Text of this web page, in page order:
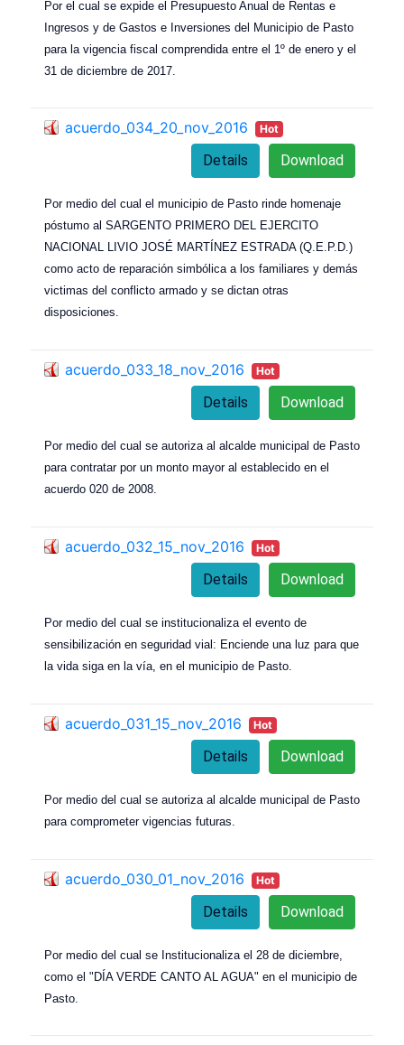
Por el cual se expide el Presupuesto Anual de Rentas e
Ingresos y de Gastos e Inversiones del Municipio de Pasto
para la vigencia fiscal comprendida entre el 1º de enero y el
31 de diciembre de 2017.
acuerdo_034_20_nov_2016 Hot
Download
Details
Por medio del cual el municipio de Pasto rinde homenaje
póstumo al SARGENTO PRIMERO DEL EJERCITO
NACIONAL LIVIO JOSÉ MARTÍNEZ ESTRADA (Q.E.P.D.)
como acto de reparación simbólica a los familiares y demás
victimas del conflicto armado y se dictan otras
disposiciones.
acuerdo_033_18_nov_2016 Hot
Download
Details
Por medio del cual se autoriza al alcalde municipal de Pasto
para contratar por un monto mayor al establecido en el
acuerdo 020 de 2008.
acuerdo_032_15_nov_2016 Hot
Download
Details
Por medio del cual se institucionaliza el evento de
sensibilización en seguridad vial: Enciende una luz para que
la vida siga en la vía, en el municipio de Pasto.
acuerdo_031_15_nov_2016 Hot
Download
Details
Por medio del cual se autoriza al alcalde municipal de Pasto
para comprometer vigencias futuras.
acuerdo_030_01_nov_2016 Hot
Download
Details
Por medio del cual se Institucionaliza el 28 de diciembre,
como el "DÍA VERDE CANTO AL AGUA" en el municipio de
Pasto.